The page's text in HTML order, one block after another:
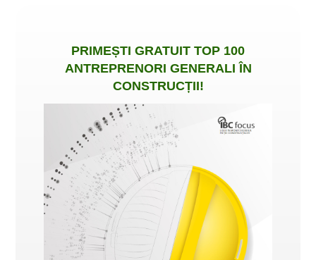
PRIMEȘTI GRATUIT TOP 100
ANTREPRENORI GENERALI ÎN
CONSTRUCȚII!